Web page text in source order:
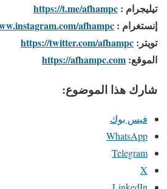
تيليجرام : https://t.me/afhampc
إنستغرام : afhampc/
تويتر: https://twitter.com/afhampc
الموقع: https://afhampc.com
شارك هذا الموضوع:
فيس بوك
WhatsApp
Telegram
X